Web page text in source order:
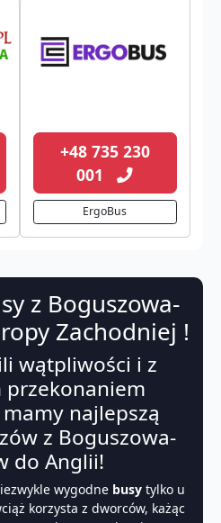
+48 735 230
001
ErgoBus
z Boguszowa-
Zachodniej !
wątpliwości i z
mamy najlepszą
z Boguszowa-
do Anglii!
wygodne busy tylko u
korzysta z dworców, każąc